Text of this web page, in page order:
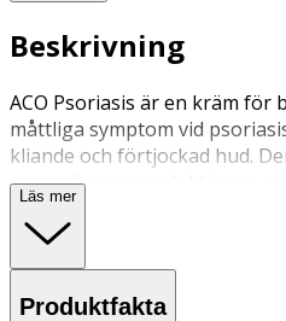
Beskrivning
ACO Psoriasis är en kräm för
måttliga symptom vid
kliande och förtjockad hud.
normaliserar produktionen av
den verkar återfuktande och
reparationssystem så att
återställs.
Läs mer
Produktfakta